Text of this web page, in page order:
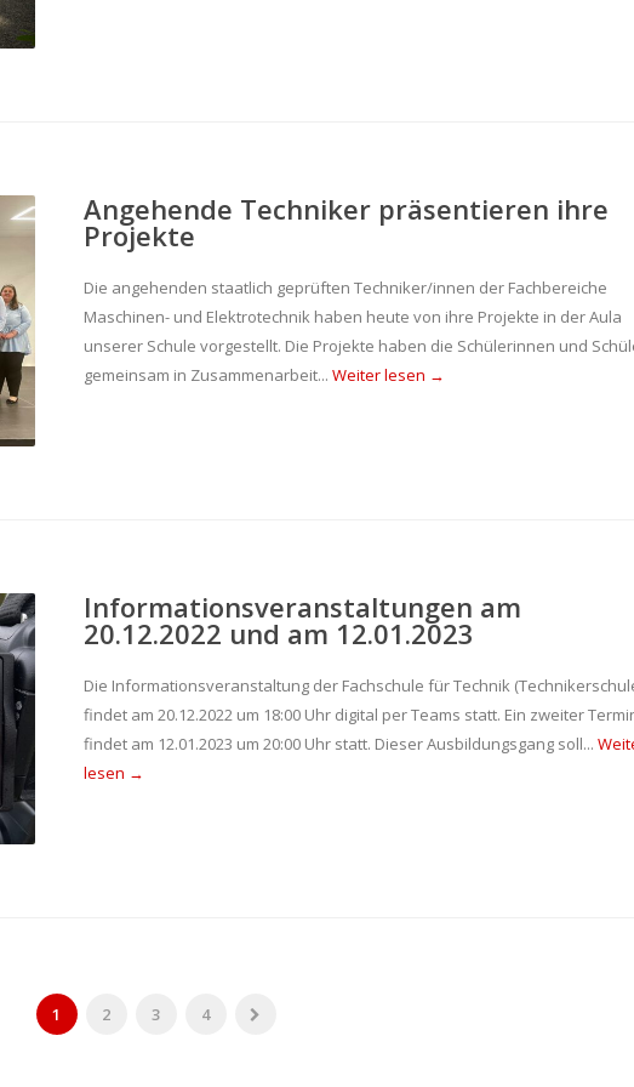
Angehende Techniker präsentieren ihre
Projekte
Die angehenden staatlich geprüften Techniker/innen der Fachbereiche
Maschinen- und Elektrotechnik haben heute von ihre Projekte in der Aula
unserer Schule vorgestellt. Die Projekte haben die Schülerinnen und
gemeinsam in Zusammenarbeit... Weiter lesen →
Informationsveranstaltungen am
20.12.2022 und am 12.01.2023
Die Informationsveranstaltung der Fachschule für Technik
findet am 20.12.2022 um 18:00 Uhr digital per Teams statt. Ein zweiter
findet am 12.01.2023 um 20:00 Uhr statt. Dieser Ausbildungsgang soll...
lesen →
1 2 3 4